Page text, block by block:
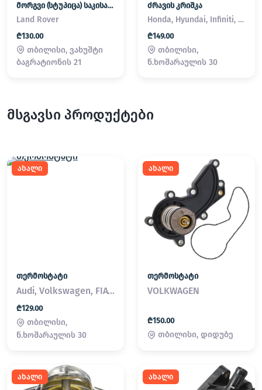
მორგვი (სტუპიცა) საკისარი Land Rover / Range Rover
Land Rover
₾130.00
თბილისი, ვახუშტი
ბაგრატიონის 21
ძრავის კრიშკა
Honda, Hyundai, Infiniti, Kia, Lexus, Mazda, Mitsubishi, Nissan, Subaru, Suzuki, Toyota
₾149.00
თბილისი,
ნ.ხოშარაულის 30
მსგავსი პროდუქტები
ახალი
თერმოსტატი
Audi, Volkswagen, FIAT, Land Rover, MINI, Volvo
₾129.00
თბილისი,
ნ.ხოშარაულის 30
ახალი
თერმოსტატი
VOLKWAGEN
₾150.00
თბილისი, დიდუბე
ახალი ახალი